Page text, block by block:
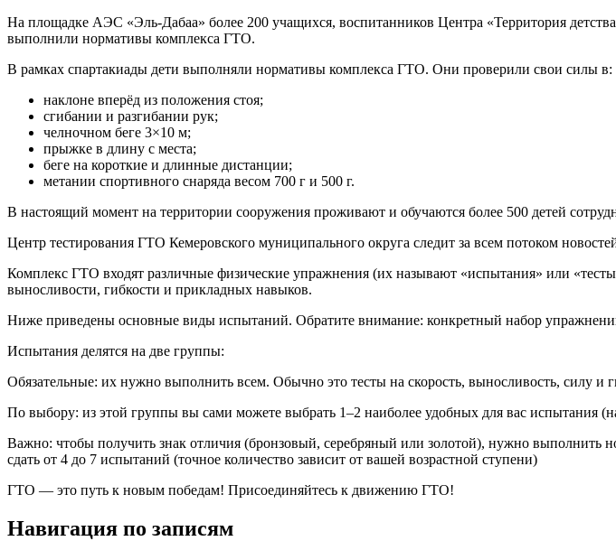
На площадке АЭС «Эль-Дабаа» более 200 учащихся, воспитанников Центра «Территория
выполнили нормативы комплекса ГТО.
В рамках спартакиады дети выполняли нормативы комплекса ГТО. Они проверили свои силы в:
наклоне вперёд из положения стоя;
сгибании и разгибании рук;
челночном беге 3×10 м;
прыжке в длину с места;
беге на короткие и длинные дистанции;
метании спортивного снаряда весом 700 г и 500 г.
В настоящий момент на территории сооружения проживают и обучаются более 500 детей
Центр тестирования ГТО Кемеровского муниципального округа следит за всем потоком
Комплекс ГТО входят различные физические упражнения (их называют «испытания» или
выносливости, гибкости и прикладных навыков.
Ниже приведены основные виды испытаний. Обратите внимание: конкретный набор
Испытания делятся на две группы:
Обязательные: их нужно выполнить всем. Обычно это тесты на скорость, выносливость, силу и
По выбору: из этой группы вы сами можете выбрать 1–2 наиболее удобных для вас испытания
Важно: чтобы получить знак отличия (бронзовый, серебряный или золотой), нужно выполнить
сдать от 4 до 7 испытаний (точное количество зависит от вашей возрастной ступени)
ГТО — это путь к новым победам! Присоединяйтесь к движению ГТО!
Навигация по записям